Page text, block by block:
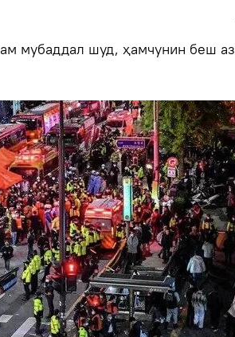
мубаддал шуд, ҳамчунин беш аз